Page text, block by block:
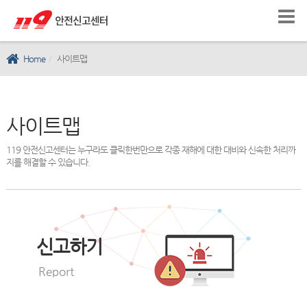
Home 사이트맵
사이트맵
119 안전신고센터는 누구라도 클릭한번만으로 각종 재해에 대한 대비와 신속한 처리까
지를 해결할 수 있습니다.
신고하기
Report